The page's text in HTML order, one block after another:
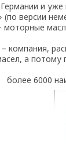
и
(по версии
моторные
компания,
а потому
более 6000